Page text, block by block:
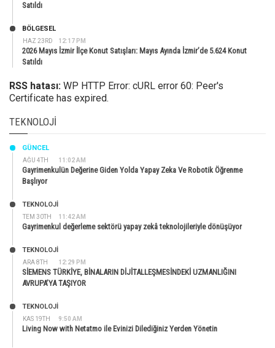
Satıldı
HAZ 23RD 12:17 PM
BÖLGESEL
2026 Mayıs İzmir İlçe Konut Satışları: Mayıs Ayında İzmir’de 5.624 Konut
Satıldı
RSS hatası: WP HTTP Error: cURL error 60: Peer's
Certificate has expired.
TEKNOLOJI
AĞU 4TH 11:02 AM
GÜNCEL
Gayrimenkulün Değerine Giden Yolda Yapay Zeka Ve Robotik Öğrenme
Başlıyor
TEM 30TH 11:42 AM
TEKNOLOJİ
Gayrimenkul değerleme sektörü yapay zekâ teknolojileriyle dönüşüyor
ARA 8TH 12:29 PM
TEKNOLOJİ
SİEMENS TÜRKİYE, BİNALARIN DİJİTALLEŞMESİNDEKİ UZMANLIĞINI
AVRUPA’YA TAŞIYOR
KAS 19TH 9:50 AM
TEKNOLOJİ
Living Now with Netatmo ile Evinizi Dilediğiniz Yerden Yönetin